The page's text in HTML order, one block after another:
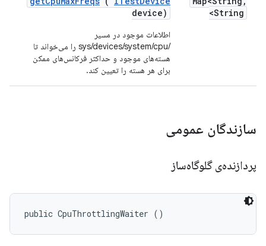
String>
device)
اطلاعات موجود در مسیر
/sys/devices/system/cpu را می‌خواند تا
هسته‌های موجود و حداکثر فرکانس‌های ممکن
برای هر هسته را تعیین کند.
سازندگان عمومی
پردازنده‌ی گلوگاه‌ساز
public CpuThrottlingWaiter ()